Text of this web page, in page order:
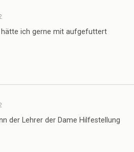
hätte ich gerne mit aufgefuttert
der Lehrer der Dame Hilfestellung